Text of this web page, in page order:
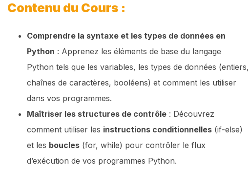
Contenu du Cours :
Comprendre la syntaxe et les types de données en
Python : Apprenez les éléments de base du langage
Python tels que les variables, les types de données (entiers,
chaînes de caractères, booléens) et comment les utiliser
dans vos programmes.
Maîtriser les structures de contrôle : Découvrez
comment utiliser les instructions conditionnelles (if-else)
et les boucles (for, while) pour contrôler le flux
d’exécution de vos programmes Python.